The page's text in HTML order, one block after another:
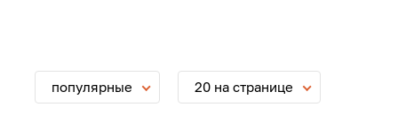
популярные 20 на странице